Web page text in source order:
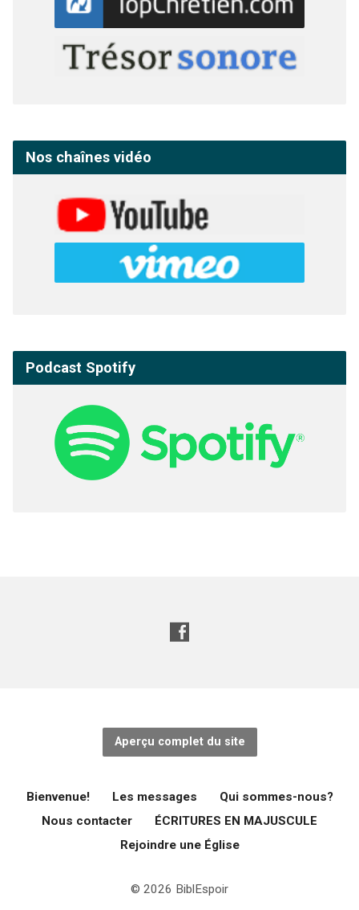
Nos chaînes vidéo
Podcast Spotify
Aperçu complet du site
Bienvenue! Les messages
Qui sommes-nous?
Nous contacter
ÉCRITURES EN MAJUSCULE
Rejoindre une Église
© 2026 BiblEspoir